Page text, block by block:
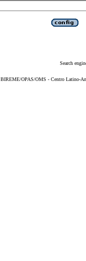
Search
BIREME/OPAS/OMS - Centro Latino-